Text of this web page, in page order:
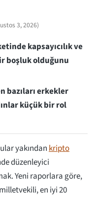
3, 2026)
kapsayıcılık ve
boşluk olduğunu
bazıları erkekler
küçük bir rol
yakındankripto
düzenleyici
Yeni raporlara göre,
en iyi 20